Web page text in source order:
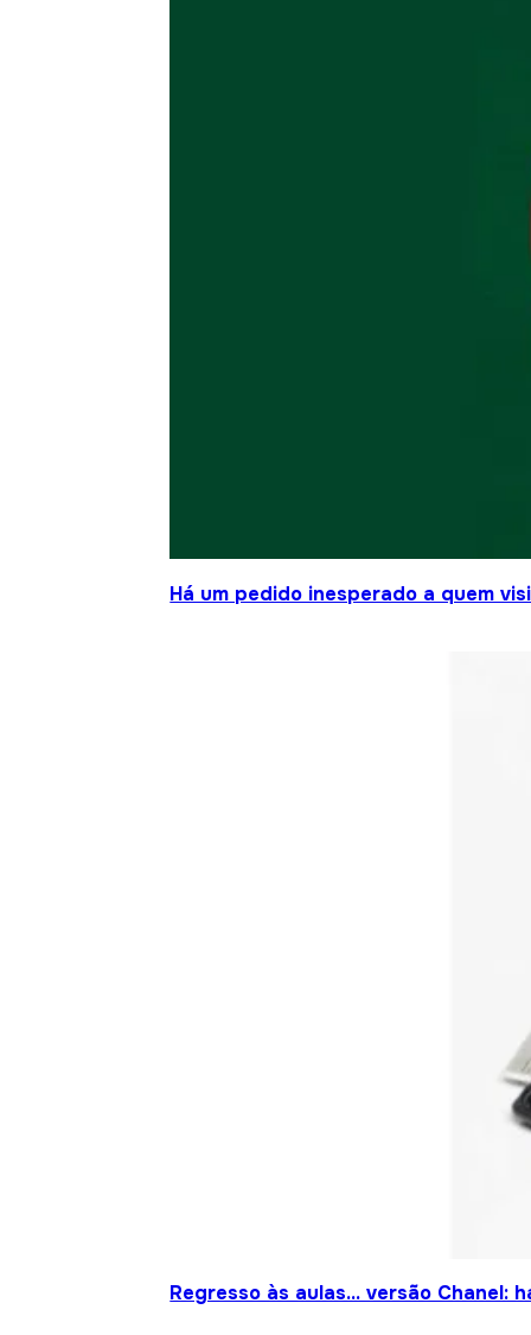
Há um pedido inesperado a quem
Regresso às aulas… versão Chanel: